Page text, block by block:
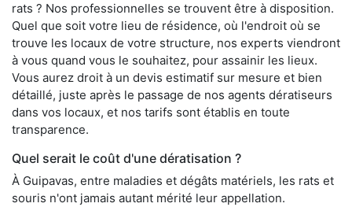
rats ? Nos professionnelles se trouvent être à disposition.
Quel que soit votre lieu de résidence, où l'endroit où se
trouve les locaux de votre structure, nos experts viendront
à vous quand vous le souhaitez, pour assainir les lieux.
Vous aurez droit à un devis estimatif sur mesure et bien
détaillé, juste après le passage de nos agents dératiseurs
dans vos locaux, et nos tarifs sont établis en toute
transparence.
Quel serait le coût d'une dératisation ?
À Guipavas, entre maladies et dégâts matériels, les rats et
souris n'ont jamais autant mérité leur appellation.